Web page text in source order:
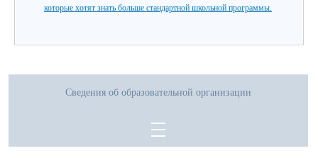
которые хотят знать больше стандартной школьной программы.
Сведения об образовательной организации